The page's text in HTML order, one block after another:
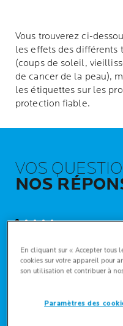
Vous trouverez ci-
les effets des différents
(coups de soleil,
de cancer de la peau),
les étiquettes sur les
protection fiable.
VOS
NOS
À QUOI
SPF signifie
indique la capacité
En cliquant sur « Accepter tous
cookies sur votre appareil pour
son utilisation et contribuer à
Paramètres des